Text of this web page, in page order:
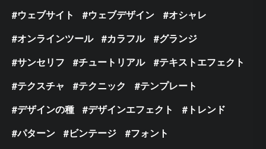
ウェブサイト
ウェブデザイン
オシャレ
オンラインツール
カラフル
グランジ
サンセリフ
チュートリアル
テキストエフェクト
テクスチャ
テクニック
テンプレート
デザインの種
デザインエフェクト
トレンド
パターン
ビンテージ
フォント